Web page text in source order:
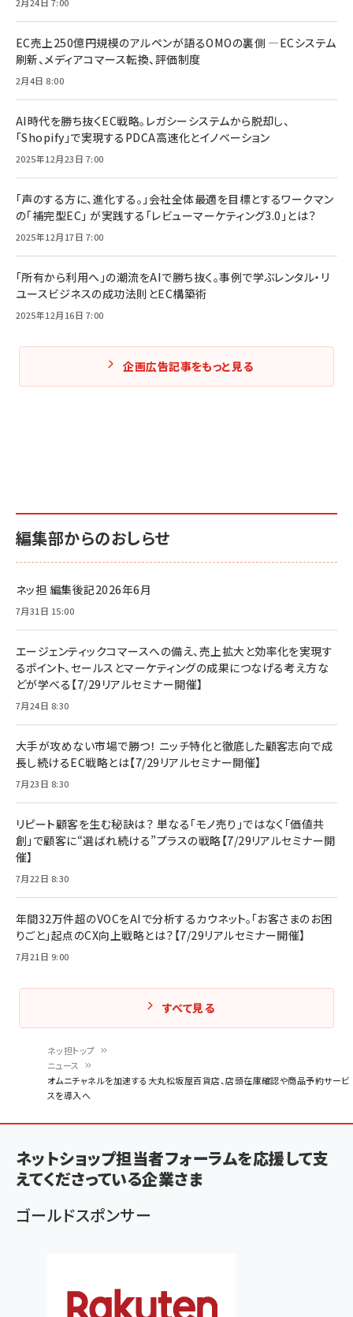
く
ず
ネッ担トップ
ニュース
オムニチャネルを加速する大丸松坂屋百貨店、店頭在庫確認や商品予約サービ
スを導入へ
EC売上250億円規模のアルペンが語るOMOの裏側 ―ECシステム
刷新、メディアコマース転換、評価制度
2月4日 8:00
AI時代を勝ち抜くEC戦略。レガシーシステムから脱却し、
「Shopify」で実現するPDCA高速化とイノベーション
2025年12月23日 7:00
「声のする方に、進化する。」会社全体最適を目標とするワークマン
の「補完型EC」 が実践する「レビューマーケティング3.0」とは？
2025年12月17日 7:00
「所有から利用へ」の潮流をAIで勝ち抜く。事例で学ぶレンタル・リ
ユースビジネスの成功法則とEC構築術
2025年12月16日 7:00
企画広告記事をもっと見る
編集部からのおしらせ
ネッ担 編集後記2026年6月
7月31日 15:00
エージェンティックコマースへの備え、売上拡大と効率化を実現す
るポイント、セールスとマーケティングの成果につなげる考え方な
どが学べる【7/29リアルセミナー開催】
7月24日 8:30
大手が攻めない市場で勝つ！ ニッチ特化と徹底した顧客志向で成
長し続けるEC戦略とは【7/29リアルセミナー開催】
7月23日 8:30
リピート顧客を生む秘訣は？ 単なる「モノ売り」ではなく「価値共
創」で顧客に“選ばれ続ける”プラスの戦略【7/29リアルセミナー開
催】
7月22日 8:30
年間32万件超のVOCをAIで分析するカウネット。「お客さまのお困
りごと」起点のCX向上戦略とは？【7/29リアルセミナー開催】
7月21日 9:00
すべて見る
ネットショップ担当者フォーラムを応援して支
えてくださっている企業さま
ゴールドスポンサー